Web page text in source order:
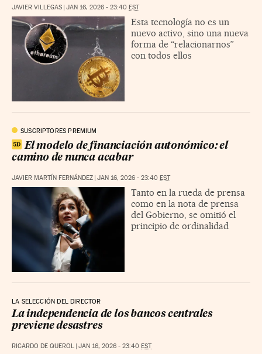
JAVIER VILLEGAS | JAN 16, 2026 - 23:40 EST
Esta tecnología no es un
nuevo activo, sino una nueva
forma de “relacionarnos”
con todos ellos
SUSCRIPTORES PREMIUM
El modelo de financiación autonómico: el
camino de nunca acabar
JAVIER MARTÍN FERNÁNDEZ | JAN 16, 2026 - 23:40 EST
Tanto en la rueda de prensa
como en la nota de prensa
del Gobierno, se omitió el
principio de ordinalidad
LA SELECCIÓN DEL DIRECTOR
La independencia de los bancos centrales
previene desastres
RICARDO DE QUEROL | JAN 16, 2026 - 23:40 EST